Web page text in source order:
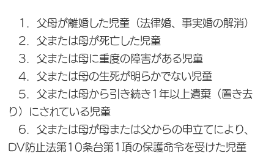
1．父母が離婚した児童（法律婚、事実婚の解消）
2．父または母が死亡した児童
3．父または母に重度の障害がある児童
4．父または母の生死が明らかでない児童
5．父または母から引き続き1年以上遺棄（置き去
り）にされている児童
6．父または母が母または父からの申立てにより、
DV防止法第10条台第1項の保護命令を受けた児童